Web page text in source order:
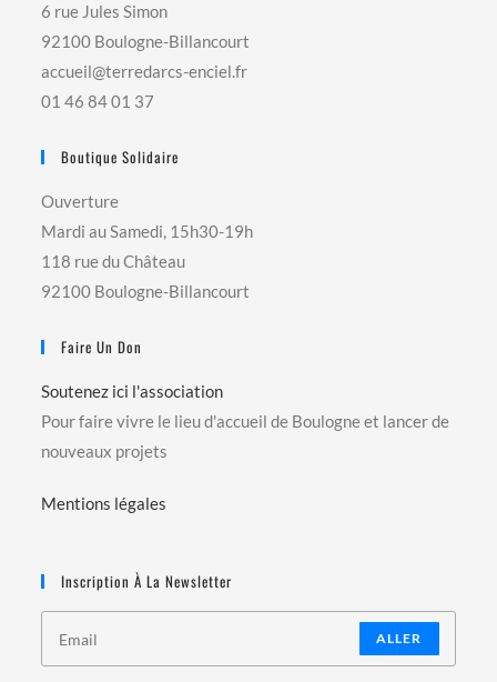
6 rue Jules Simon
92100 Boulogne-Billancourt
accueil@terredarcs-enciel.fr
01 46 84 01 37
Boutique Solidaire
Ouverture
Mardi au Samedi, 15h30-19h
118 rue du Château
92100 Boulogne-Billancourt
Faire Un Don
Soutenez ici l'association
Pour faire vivre le lieu d'accueil de Boulogne et lancer de
nouveaux projets
Mentions légales
Inscription À La Newsletter
ALLER